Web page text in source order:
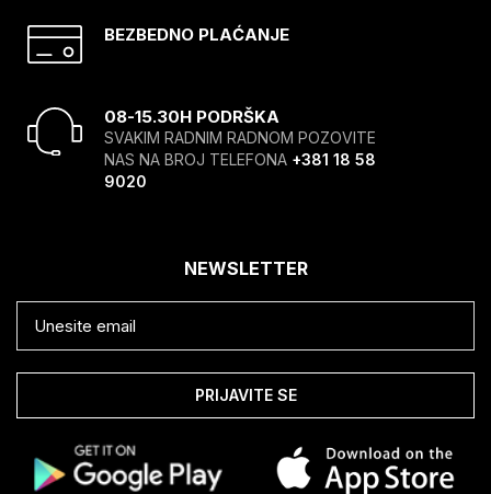
BEZBEDNO PLAĆANJE
08-15.30H PODRŠKA
SVAKIM RADNIM RADNOM POZOVITE
NAS NA BROJ TELEFONA +381 18 58
9020
NEWSLETTER
PRIJAVITE SE